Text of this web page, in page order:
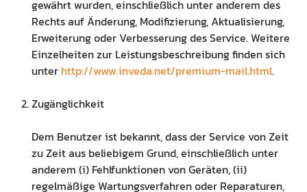
gewährt wurden, einschließlich unter anderem des
Rechts auf Änderung, Modifizierung, Aktualisierung,
Erweiterung oder Verbesserung des Service. Weitere
Einzelheiten zur Leistungsbeschreibung finden sich
unter http://www.inveda.net/premium-mail.html.
Zugänglichkeit
Dem Benutzer ist bekannt, dass der Service von Zeit
zu Zeit aus beliebigem Grund, einschließlich unter
anderem (i) Fehlfunktionen von Geräten, (ii)
regelmäßige Wartungsverfahren oder Reparaturen,